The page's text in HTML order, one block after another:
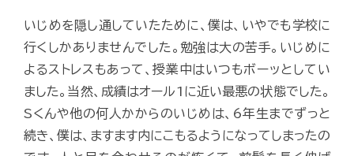
いじめを隠し通していたために、僕は、いやでも学校に
行くしかありませんでした。勉強は大の苦手。いじめに
よるストレスもあって、授業中はいつもボーッとしてい
ました。当然、成績はオール1に近い最悪の状態でした。
Sくんや他の何人かからのいじめは、6年生までずっと
続き、僕は、ますます内にこもるようになってしまったの